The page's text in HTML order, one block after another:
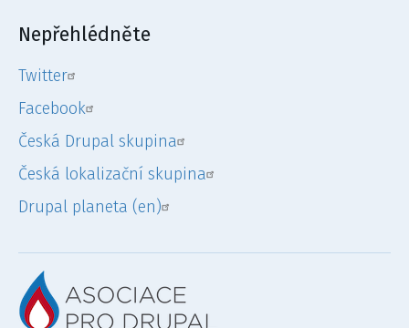
Nepřehlédněte
Twitter
Facebook
Česká Drupal skupina
Česká lokalizační skupina
Drupal planeta (en)